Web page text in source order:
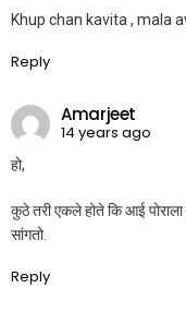
Khup chan kavita , mala
Reply
Amarjeet
14 years ago
हो,
कुठे तरी एकले होते कि आई
सांगतो.
Reply